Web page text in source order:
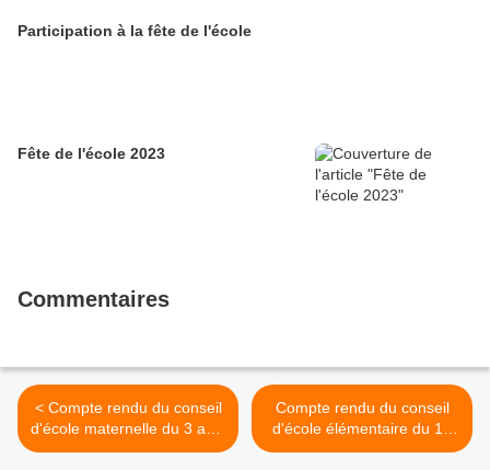
Participation à la fête de l'école
Fête de l'école 2023
Commentaires
< Compte rendu du conseil
d'école maternelle du 3 avril
2026
Compte rendu du conseil
d'école élémentaire du 12
juin 2026 >